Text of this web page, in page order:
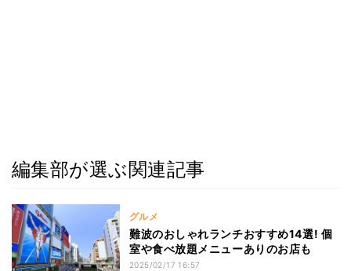
編集部が選ぶ関連記事
グルメ
難波のおしゃれランチおすすめ14選! 個
室や食べ放題メニューありのお店も
2025/02/17 16:57